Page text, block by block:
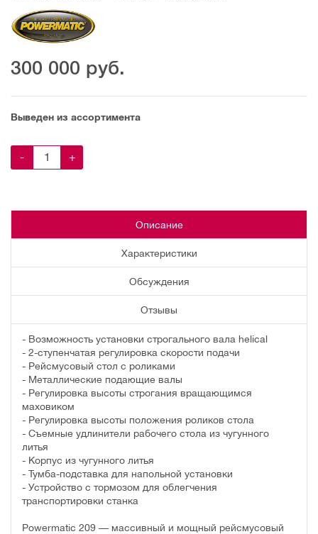
300 000 руб.
Выведен из ассортимента
- +
Описание
Характеристики
Обсуждения
Отзывы
- Возможность установки строгального вала helical
- 2-ступенчатая регулировка скорости подачи
- Рейсмусовый стол с роликами
- Металлические подающие валы
- Регулировка высоты строгания вращающимся
маховиком
- Регулировка высоты положения роликов стола
- Съемные удлинители рабочего стола из чугунного
литья
- Корпус из чугунного литья
- Тумба-подставка для напольной установки
- Устройство с тормозом для облегчения
транспортировки станка
Powermatic 209 — массивный и мощный рейсмусовый